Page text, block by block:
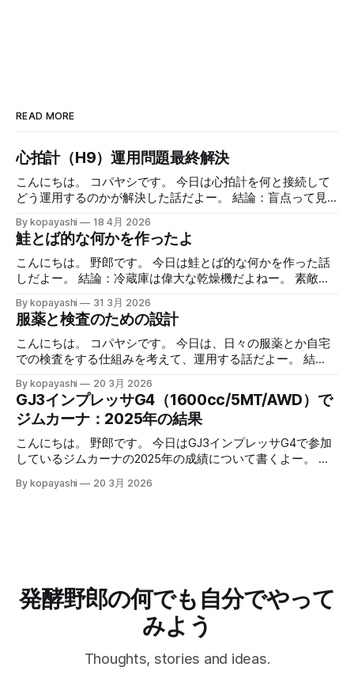
READ MORE
心拍計（H9）運用問題最終解決
こんにちは。 コパヤシです。 今日は心拍計を何と接続して
どう運用するのかが解決した話だよー。 結論：盲点って見
ップルウォッチとiPhoneをPolar H9って心拍数計と組み合わ
せてのランニングの日々を時々書いています。心拍数計の値
を見ながら走ること自体は慣れてきたし、面白くやっていま
す。全体として不満はありません。 心拍数計はiPhoneと
て、アップルウォッチの心拍数計は（たぶん）少し遅延があ
るのでそれを見越しての使用、って使い分けをしています。
ただ、やっぱりちょっと不満というか、アップルウォッチで
H9の値を見れないのって不便だよなーって思ってました。
ング的なランニングにAppleWatchも併用開始 冬場の心拍数
トレーニング的なランニング 続きはリンクからどうぞー。
記事一覧はこちら：制御と観察の記録 （過去記事一覧はこ
ちら）
By kopayashi 18 4月 2026
鮭とば的な何かを作ったよ
こんにちは。 野郎です。 今日は鮭とば的な何かを作った話
しだよー。 結論：冷蔵庫は偉大な乾燥機だよねー。 素敵な
ないのですが、たまに行きますと見切られているものなどあ
り、ついつい買ってしまいます。 なかでもサーモンの切り
身が半額になっていると鮭とば的な何かを作りたくなって買
ってしまいます。 鮭とば的な何かの作り方 作り方： 1. サー
3. 両面強めの塩コショウをしてすりこむ 4. 網の上に乗せ
て、お皿に乗せて、冷蔵庫で乾燥させる 1. 日数はお好みで
2. 半生～ガチガチまで調整可能 5. 可能なら毎日裏返す 6. 取
り出して適当な大きさに切って食べる 7. 美味しいねー 安全
について 簡単だけど、このやり方が出来上がる何かはそも
そも「鮭とば」なのかとか、食中毒を予防できているのか、
アニサキスなど寄生虫は大丈夫か、とかは不明です。 安全
By kopayashi 31 3月 2026
服薬と検査のための設計
こんにちは。 コパヤシです。 今日は、日々の服薬とか自宅
での検査をする仕組みを考えて、運用する話だよー。 結
最適化していけばいいのかなと思うよー。 緒言 コパヤシは
知命って50代なんだけど、いままで病気らしい病気をしたこ
ともありませんでした。最近になって子供が病気になった
り、自分も喘息と判明したりと、服薬や自宅での検査（検
尿）をすることになりました。そのときの思考過程や試行錯
しに次男（当時３歳）の太ももを触った時、なんだかいつも
で、長期の服薬が予想されるし、状況が悪いほうに倒れると
後遺症とか副作用が出そう。服薬は絶対忘れたらいけない。
By kopayashi 20 3月 2026
GJ3インプレッサG4（1600cc/5MT/AWD）で
ジムカーナ：2025年の結果
こんにちは。 野郎です。 今日はGJ3インプレッサG4で参加
しているジムカーナの2025年の成績について書くよー。 結
ひゃっほー。 GJ3インプレッサG4に乗り換えた 何年かNCロ
かジムカーナがやりたくなったら走れるだろうって考えたの
もこの車にした要因でした。 2024年 多分だけど、2024年の
夏くらいに、初心者歓迎を明言している草ジムカーナってい
うの？公式ではない隔月開催の大会に混ぜてもらうようにな
用枠で練習もできるよって聞いて、10月からは毎月一度三時
By kopayashi 20 3月 2026
発酵野郎の何でも自分でやって
みよう
Thoughts, stories and ideas.